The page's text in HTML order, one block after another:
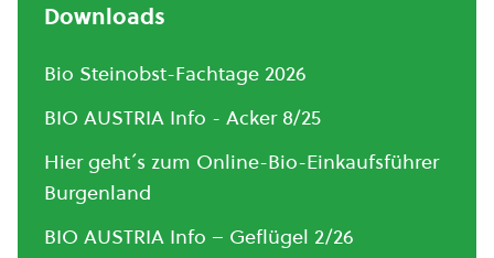
Downloads
Bio Steinobst-Fachtage 2026
BIO AUSTRIA Info - Acker 8/25
Hier geht´s zum Online-Bio-Einkaufsführer
Burgenland
BIO AUSTRIA Info – Geflügel 2/26